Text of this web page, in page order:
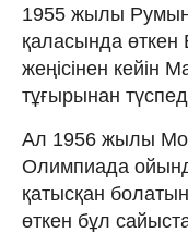
1955 жылы
қаласында
жеңісінен кейін
тұғырынан
Ал 1956 жылы
Олимпиада
қатысқан
өткен бұл